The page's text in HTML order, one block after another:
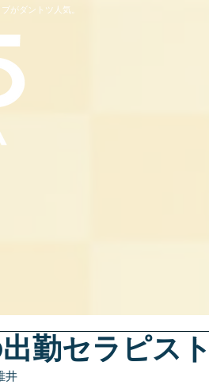
がダントツ人気。
勤セラピスト
井